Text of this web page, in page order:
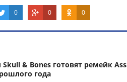
0 0 0
& Bones готовят ремейк
года